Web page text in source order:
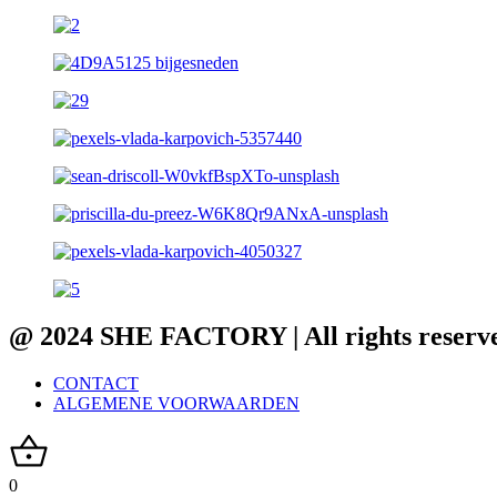
@ 2024 SHE FACTORY | All rights
CONTACT
ALGEMENE VOORWAARDEN
0